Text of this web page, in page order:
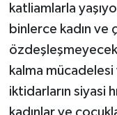
katliamlarla
binlerce kadın ve
kalma
iktidarların siyasi
kadınlar ve